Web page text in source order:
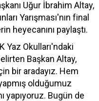
Uğur İbrahim Altay,
Yarışması'nın final
heyecanını paylaştı.
Yaz Okulları'ndaki
Başkan Altay,
bir aradayız. Hem
olduğumuz
yapıyoruz. Bugün de